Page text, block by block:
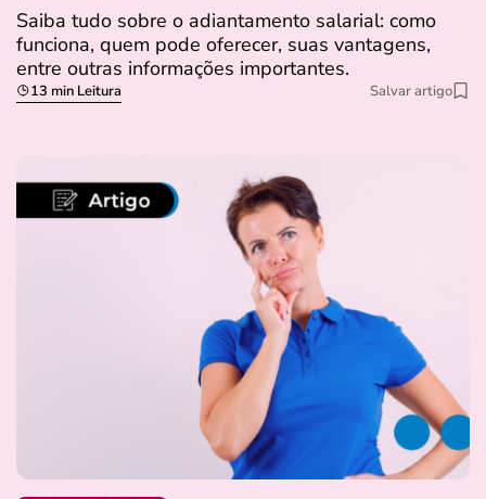
Saiba tudo sobre o adiantamento salarial: como
funciona, quem pode oferecer, suas vantagens,
entre outras informações importantes.
13 min Leitura Salvar artigo